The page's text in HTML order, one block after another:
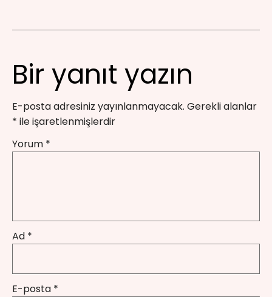
Bir yanıt yazın
E-posta adresiniz yayınlanmayacak. Gerekli alanlar
* ile işaretlenmişlerdir
Yorum *
Ad *
E-posta *